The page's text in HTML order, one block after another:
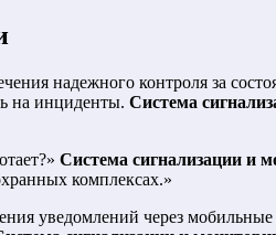
надежного контроля за
на инциденты. Система
Система сигнализации и
комплексах.»
уведомлений через